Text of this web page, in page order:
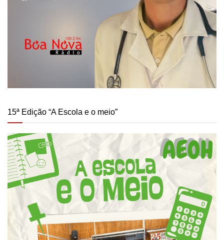
15ª Edição “A Escola e o meio”